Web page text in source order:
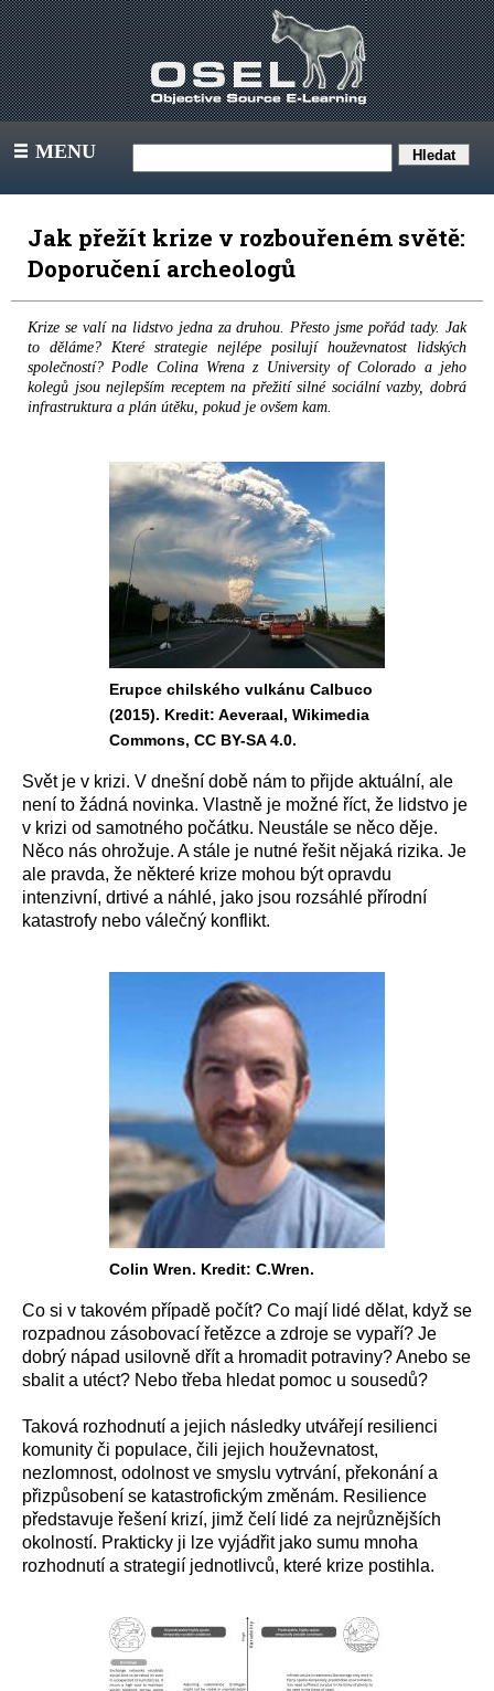
III MENU
Jak přežít krize v rozbouřeném světě:
Doporučení archeologů
Krize se valí na lidstvo jedna za druhou. Přesto jsme pořád tady. Jak
to děláme? Které strategie nejlépe posilují houževnatost lidských
společností? Podle Colina Wrena z University of Colorado a jeho
kolegů jsou nejlepším receptem na přežití silné sociální vazby, dobrá
infrastruktura a plán útěku, pokud je ovšem kam.
Erupce chilského vulkánu Calbuco
(2015). Kredit: Aeveraal, Wikimedia
Commons, CC BY-SA 4.0.
Svět je v krizi. V dnešní době nám to přijde aktuální, ale
není to žádná novinka. Vlastně je možné říct, že lidstvo je
v krizi od samotného počátku. Neustále se něco děje.
Něco nás ohrožuje. A stále je nutné řešit nějaká rizika. Je
ale pravda, že některé krize mohou být opravdu
intenzivní, drtivé a náhlé, jako jsou rozsáhlé přírodní
katastrofy nebo válečný konflikt.
Colin Wren. Kredit: C.Wren.
Co si v takovém případě počít? Co mají lidé dělat, když se
rozpadnou zásobovací řetězce a zdroje se vypaří? Je
dobrý nápad usilovně dřít a hromadit potraviny? Anebo se
sbalit a utéct? Nebo třeba hledat pomoc u sousedů?
Taková rozhodnutí a jejich následky utvářejí resilienci
komunity či populace, čili jejich houževnatost,
nezlomnost, odolnost ve smyslu vytrvání, překonání a
přizpůsobení se katastrofickým změnám. Resilience
představuje řešení krizí, jimž čelí lidé za nejrůznějších
okolností. Prakticky ji lze vyjádřit jako sumu mnoha
rozhodnutí a strategií jednotlivců, které krize postihla.